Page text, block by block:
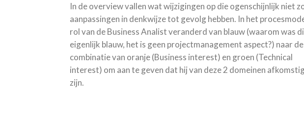
In de overview vallen wat wijzigingen op die ogenschijnlijk niet
aanpassingen in denkwijze tot gevolg hebben. In het
rol van de Business Analist veranderd van blauw (waarom was
eigenlijk blauw, het is geen projectmanagement aspect?) naar de
combinatie van oranje (Business interest) en groen (Technical
interest) om aan te geven dat hij van deze 2 domeinen
zijn.